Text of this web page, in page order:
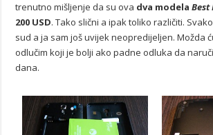
trenutno mišljenje da su ova dva modelaBest
200 USD. Tako slični a ipak toliko različiti.
sud a ja sam još uvijek neopredijeljen. Možda
odlučim koji je bolji ako padne odluka da
dana.